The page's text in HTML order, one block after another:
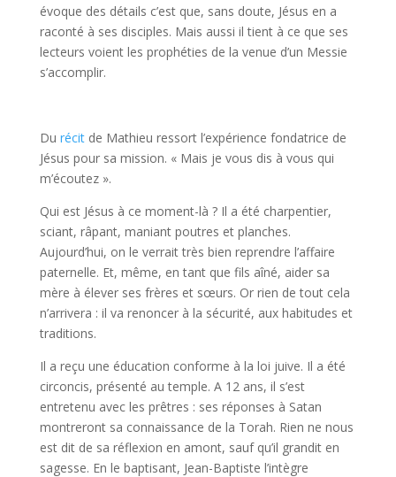
évoque des détails c’est que, sans doute, Jésus en a
raconté à ses disciples. Mais aussi il tient à ce que ses
lecteurs voient les prophéties de la venue d’un Messie
s’accomplir.
Du récitde Mathieu ressort l’expérience fondatrice de
Jésus pour sa mission. « Mais je vous dis à vous qui
m’écoutez ».
Qui est Jésus à ce moment-là ? Il a été charpentier,
sciant, râpant, maniant poutres et planches.
Aujourd’hui, on le verrait très bien reprendre l’affaire
paternelle. Et, même, en tant que fils aîné, aider sa
mère à élever ses frères et sœurs. Or rien de tout cela
n’arrivera : il va renoncer à la sécurité, aux habitudes et
traditions.
Il a reçu une éducation conforme à la loi juive. Il a été
circoncis, présenté au temple. A 12 ans, il s’est
entretenu avec les prêtres : ses réponses à Satan
montreront sa connaissance de la Torah. Rien ne nous
est dit de sa réflexion en amont, sauf qu’il grandit en
sagesse. En le baptisant, Jean-Baptiste l’intègre